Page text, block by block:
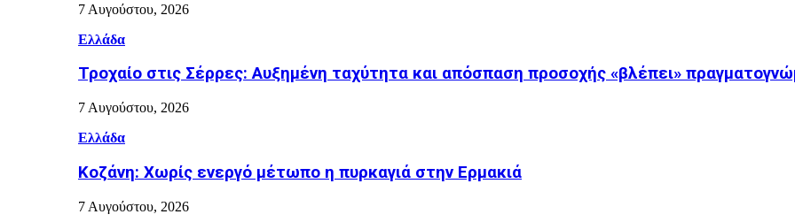
7 Αυγούστου, 2026
Ελλάδα
Τροχαίο στις Σέρρες: Αυξημένη ταχύτητα και απόσπαση προσοχής «βλέπει»
7 Αυγούστου, 2026
Ελλάδα
Κοζάνη: Χωρίς ενεργό μέτωπο η πυρκαγιά στην Ερμακιά
7 Αυγούστου, 2026